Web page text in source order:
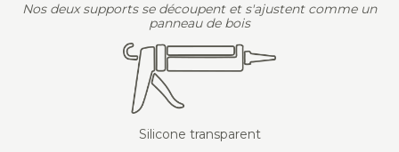
Nos deux supports se découpent et s'ajustent comme un
panneau de bois
Silicone transparent